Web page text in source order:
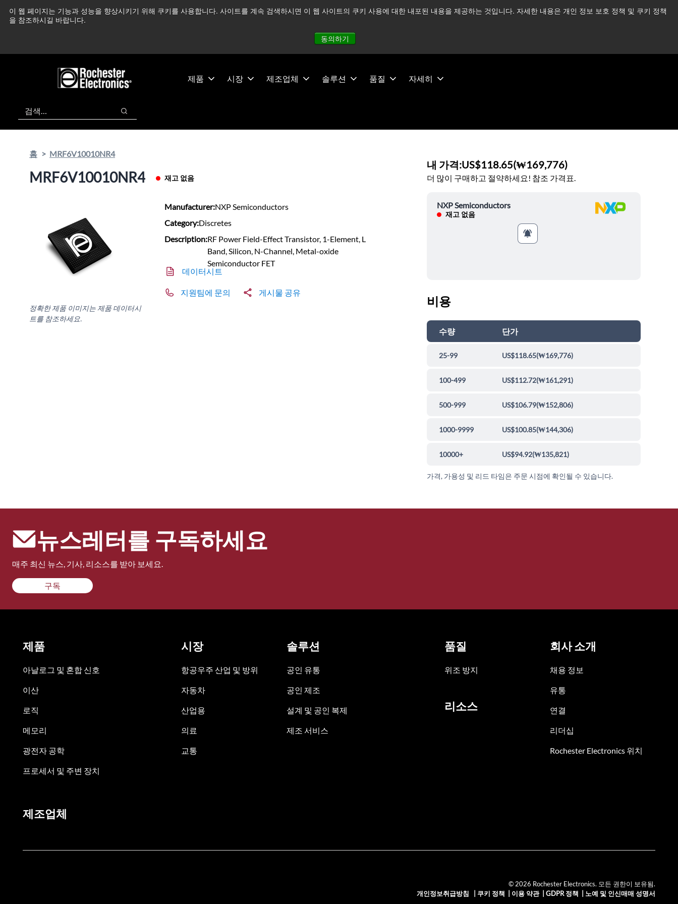
이 웹 페이지는 기능과 성능을 향상시키기 위해 쿠키를 사용합니다. 사이트를 계속 검색하시면 이 웹 사이트의 쿠키 사용에 대한 내포된 내용을 제공하는 것입니다. 자세한 내용은 개인 정보 보호 정책 및 쿠키 정책
을 참조하시길 바랍니다.
동의하기
츠
건
중동 지역 상황을 지속적으로 주시하고 있으며, 모든 서비스는 정상적으로 운영되고 있습니다. 더 읽어보기 →
제품 시장 제조업체 솔루션 품질 자세히
검색
검색
홈 MRF6V10010NR4
MRF6V10010NR4 재고 없음
정확한 제품 이미지는 제품 데이터시
트를 참조하세요.
Manufacturer:NXP Semiconductors
Category:Discretes
Description:RF Power Field-Effect Transistor, 1-Element, L
Band, Silicon, N-Channel, Metal-oxide
Semiconductor FET
데이터시트
지원팀에 문의 게시물 공유
내 가격:US$118.65(₩169,776)
더 많이 구매하고 절약하세요! 참조 가격표.
NXP Semiconductors
재고 없음
비용
수량 단가
25-99 US$118.65(₩169,776)
100-499 US$112.72(₩161,291)
500-999 US$106.79(₩152,806)
1000-9999 US$100.85(₩144,306)
10000+ US$94.92(₩135,821)
가격, 가용성 및 리드 타임은 주문 시점에 확인될 수 있습니다.
뉴스레터를 구독하세요
매주 최신 뉴스, 기사, 리소스를 받아 보세요.
구독
제품
아날로그 및 혼합 신호
이산
로직
메모리
광전자 공학
프로세서 및 주변 장치
시장
항공우주 산업 및 방위
자동차
산업용
의료
교통
솔루션
공인 유통
공인 제조
설계 및 공인 복제
제조 서비스
품질
위조 방지
리소스
회사 소개
채용 정보
유통
연결
리더십
Rochester Electronics 위치
제조업체
© 2026 Rochester Electronics. 모든 권한이 보유됨.
개인정보취급방침
쿠키 정책 이용 약관| GDPR 정책 노예 및 인신매매 성명서